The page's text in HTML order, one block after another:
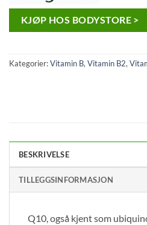
KJØP HOS BODYSTORE >
Kategorier:Vitamin B,Vitamin B2,
BESKRIVELSE
TILLEGGSINFORMASJON
Q10, også kjent som